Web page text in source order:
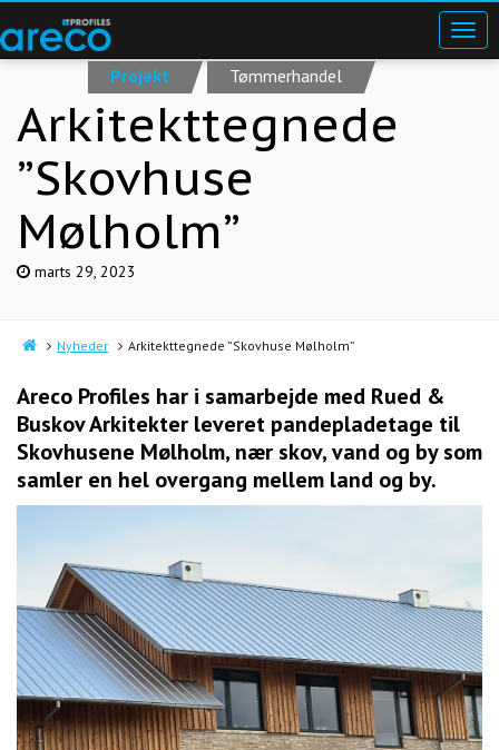
Projekt Tømmerhandel
Arkitekttegnede
”Skovhuse
Mølholm”
marts 29, 2023
Nyheder Arkitekttegnede ”Skovhuse Mølholm”
Areco Profiles har i samarbejde med Rued &
Buskov Arkitekter leveret pandepladetage til
Skovhusene Mølholm, nær skov, vand og by som
samler en hel overgang mellem land og by.